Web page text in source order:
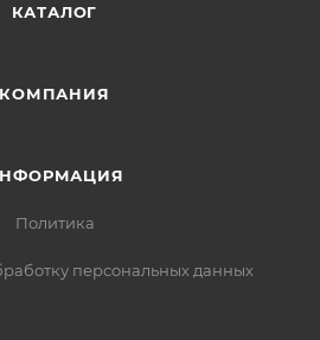
КАТАЛОГ
КОМПАНИЯ
Политика
персональных данных